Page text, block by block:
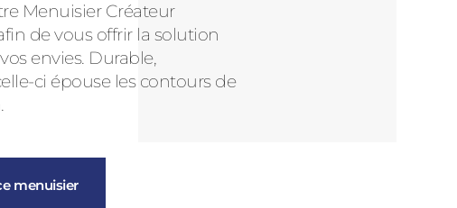
Menuisier Créateur
de vous offrir la solution
envies. Durable,
ci épouse les contours de
menuisier